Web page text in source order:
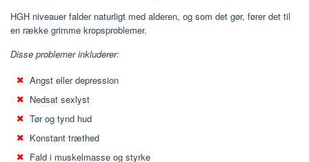
HGH niveauer falder naturligt med alderen, og som det gør, fører det til
en række grimme kropsproblemer.
Disse problemer inkluderer:
Angst eller depression
Nedsat sexlyst
Tør og tynd hud
Konstant træthed
Fald i muskelmasse og styrke